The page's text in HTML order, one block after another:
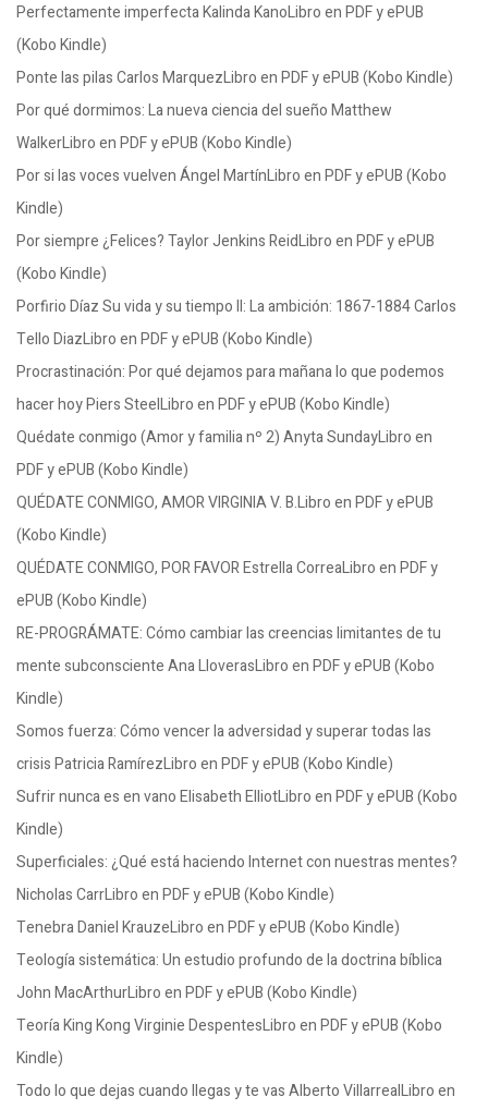
Perfectamente imperfecta Kalinda KanoLibro en PDF y ePUB
(Kobo Kindle)
Ponte las pilas Carlos MarquezLibro en PDF y ePUB (Kobo Kindle)
Por qué dormimos: La nueva ciencia del sueño Matthew
WalkerLibro en PDF y ePUB (Kobo Kindle)
Por si las voces vuelven Ángel MartínLibro en PDF y ePUB (Kobo
Kindle)
Por siempre ¿Felices? Taylor Jenkins ReidLibro en PDF y ePUB
(Kobo Kindle)
Porfirio Díaz Su vida y su tiempo II: La ambición: 1867-1884 Carlos
Tello DiazLibro en PDF y ePUB (Kobo Kindle)
Procrastinación: Por qué dejamos para mañana lo que podemos
hacer hoy Piers SteelLibro en PDF y ePUB (Kobo Kindle)
Quédate conmigo (Amor y familia nº 2) Anyta SundayLibro en
PDF y ePUB (Kobo Kindle)
QUÉDATE CONMIGO, AMOR VIRGINIA V. B.Libro en PDF y ePUB
(Kobo Kindle)
QUÉDATE CONMIGO, POR FAVOR Estrella CorreaLibro en PDF y
ePUB (Kobo Kindle)
RE-PROGRÁMATE: Cómo cambiar las creencias limitantes de tu
mente subconsciente Ana LloverasLibro en PDF y ePUB (Kobo
Kindle)
Somos fuerza: Cómo vencer la adversidad y superar todas las
crisis Patricia RamírezLibro en PDF y ePUB (Kobo Kindle)
Sufrir nunca es en vano Elisabeth ElliotLibro en PDF y ePUB (Kobo
Kindle)
Superficiales: ¿Qué está haciendo Internet con nuestras mentes?
Nicholas CarrLibro en PDF y ePUB (Kobo Kindle)
Tenebra Daniel KrauzeLibro en PDF y ePUB (Kobo Kindle)
Teología sistemática: Un estudio profundo de la doctrina bíblica
John MacArthurLibro en PDF y ePUB (Kobo Kindle)
Teoría King Kong Virginie DespentesLibro en PDF y ePUB (Kobo
Kindle)
Todo lo que dejas cuando llegas y te vas Alberto VillarrealLibro en